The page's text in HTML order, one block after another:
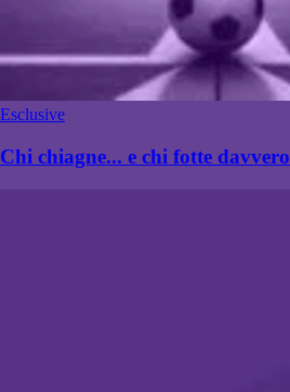
Esclusive
Chi chiagne... e chi fotte